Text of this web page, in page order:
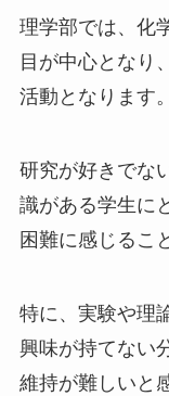
理学部では、化
目が中心となり
活動となります。
研究が好きでな
識がある学生に
困難に感じるこ
特に、実験や理
興味が持てない
維持が難しいと